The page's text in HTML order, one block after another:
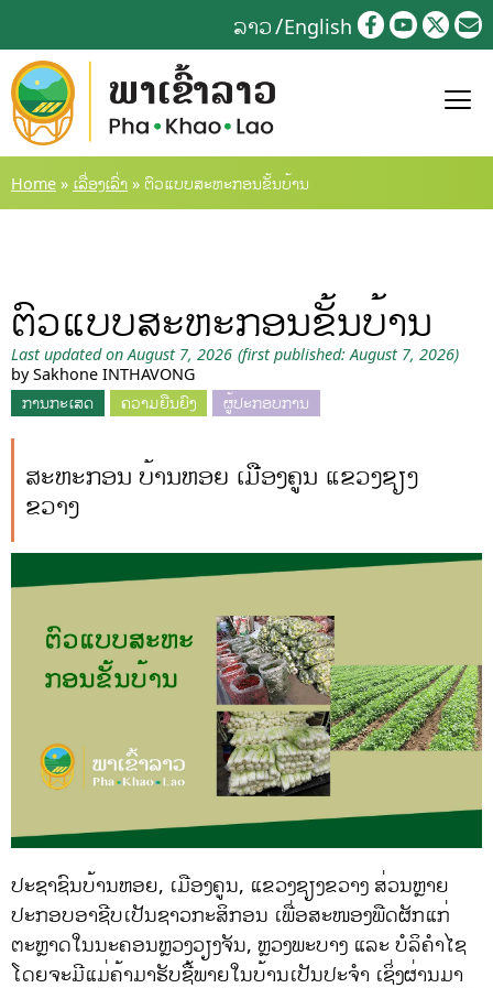
to
content
ລາວ English
Home » ເລື່ອງເລົ່າ » ຕົວແບບສະຫະກອນຂັ້ນບ້ານ
ຕົວແບບສະຫະກອນຂັ້ນບ້ານ
Last updated on August 7, 2026 (first published: August 7, 2026)
by Sakhone INTHAVONG
ການກະເສດ
ຄວາມຍືນຍົງ ຜູ້ປະກອບການ
ສະຫະກອນ ບ້ານຫອຍ ເມືອງຄູນ ແຂວງຊຽງ
ຂວາງ
ປະຊາຊົນບ້ານຫອຍ, ເມືອງຄູນ, ແຂວງຊຽງຂວາງ ສ່ວນຫຼາຍ
ປະກອບອາຊີບເປັນຊາວກະສິກອນ ເພື່ອສະໜອງພືດຜັກແກ່
ຕະຫຼາດໃນນະຄອນຫຼວງວຽງຈັນ, ຫຼວງພະບາງ ແລະ ບໍລິຄຳໄຊ
ໂດຍຈະມີແມ່ຄ້າມາຮັບຊື້ພາຍໃນບ້ານເປັນປະຈຳ ເຊິ່ງຜ່ານມາ